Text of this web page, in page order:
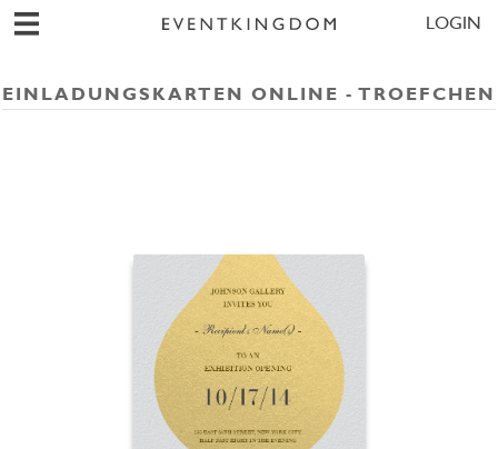
LOGIN
EINLADUNGSKARTEN ONLINE - TROEFCHEN